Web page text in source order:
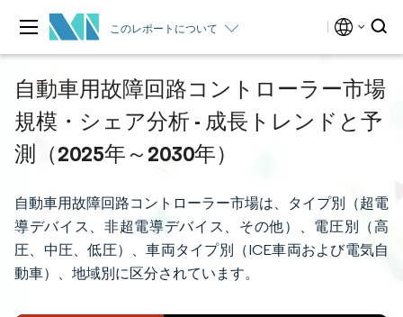
このレポートについて
自動車用故障回路コントローラー市場
規模・シェア分析 - 成長トレンドと予
測（2025年～2030年）
自動車用故障回路コントローラー市場は、タイプ別（超電
導デバイス、非超電導デバイス、その他）、電圧別（高
圧、中圧、低圧）、車両タイプ別（ICE車両および電気自
動車）、地域別に区分されています。